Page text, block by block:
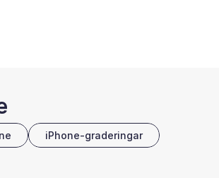
iPhone-graderingar